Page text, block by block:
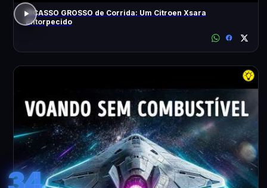
PICASSO GROSSO de Corrida: Um Citroen Xsara
Entorpecido